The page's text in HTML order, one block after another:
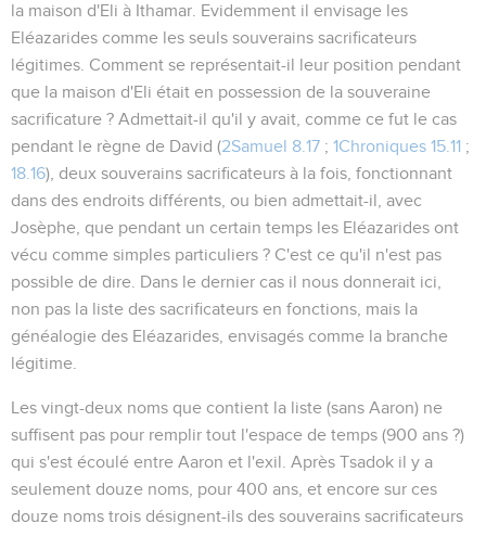
la maison d'Eli à Ithamar. Evidemment il envisage les
Eléazarides comme les seuls souverains sacrificateurs
légitimes. Comment se représentait-il leur position pendant
que la maison d'Eli était en possession de la souveraine
sacrificature ? Admettait-il qu'il y avait, comme ce fut le cas
pendant le règne de David (2Samuel 8.17 ; 1Chroniques 15.11 ;
18.16), deux souverains sacrificateurs à la fois, fonctionnant
dans des endroits différents, ou bien admettait-il, avec
Josèphe, que pendant un certain temps les Eléazarides ont
vécu comme simples particuliers ? C'est ce qu'il n'est pas
possible de dire. Dans le dernier cas il nous donnerait ici,
non pas la liste des sacrificateurs en fonctions, mais la
généalogie des Eléazarides, envisagés comme la branche
légitime.
Les vingt-deux noms que contient la liste (sans Aaron) ne
suffisent pas pour remplir tout l'espace de temps (900 ans ?)
qui s'est écoulé entre Aaron et l'exil. Après Tsadok il y a
seulement douze noms, pour 400 ans, et encore sur ces
douze noms trois désignent-ils des souverains sacrificateurs